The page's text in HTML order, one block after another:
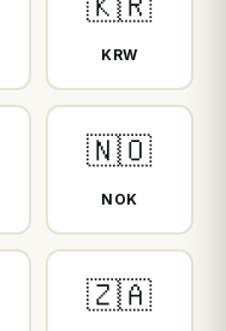
KRW
🇳🇴
NOK
🇿🇦